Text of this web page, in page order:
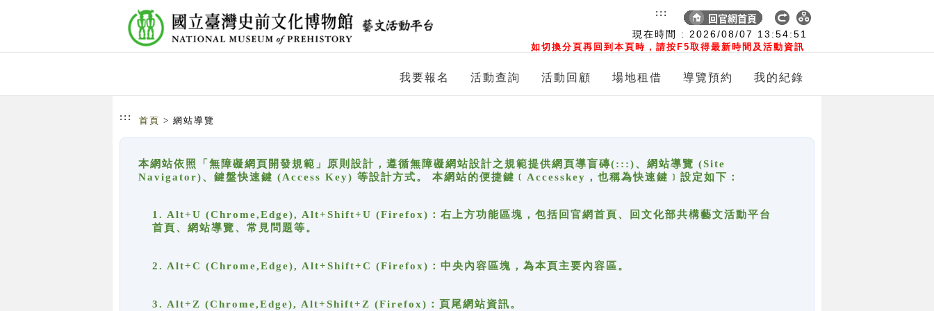
現在時間 : 2026/08/07 13:54:52
如切換分頁再回到本頁時，請按F5取得最新時間及活動資訊
:::
我要報名 活動查詢 活動回顧 場地租借 導覽預約 我的紀錄
::: 首頁 > 網站導覽
本網站依照「無障礙網頁開發規範」原則設計，遵循無障礙網站設計之規範提供網頁導盲磚(:::)、網站導覽 (Site
Navigator)、鍵盤快速鍵 (Access Key) 等設計方式。 本網站的便捷鍵﹝Accesskey，也稱為快速鍵﹞設定如下：
1. Alt+U (Chrome,Edge), Alt+Shift+U (Firefox)：右上方功能區塊，包括回官網首頁、回文化部共構藝文活動平台
首頁、網站導覽、常見問題等。
2. Alt+C (Chrome,Edge), Alt+Shift+C (Firefox)：中央內容區塊，為本頁主要內容區。
3. Alt+Z (Chrome,Edge), Alt+Shift+Z (Firefox)：頁尾網站資訊。